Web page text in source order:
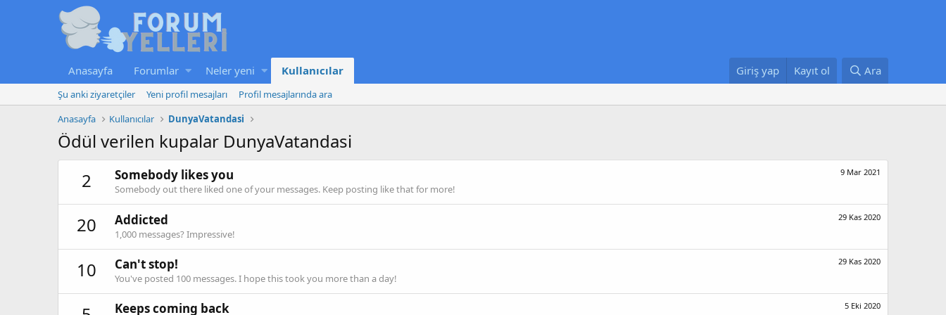
Anasayfa Forumlar Neler yeni Kullanıcılar Giriş yap Kayıt ol Ara
Şu anki ziyaretçiler Yeni profil mesajları
Profil mesajlarında ara
Anasayfa
Kullanıcılar DunyaVatandasi
Ödül verilen kupalar DunyaVatandasi
2
9 Mar 2021
Somebody likes you
Somebody out there liked one of your messages. Keep posting like that for more!
20 29 Kas 2020
Addicted
1,000 messages? Impressive!
10 29 Kas 2020
Can't stop!
You've posted 100 messages. I hope this took you more than a day!
5 Eki 2020
Keeps coming back